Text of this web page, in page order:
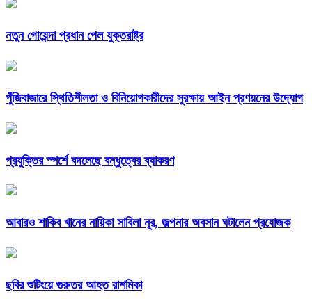
নতুন গোয়েন্দা প্রধান পেল যুক্তরাষ্ট্র
পুঁজিবাজারে স্থিতিশীলতা ও বিনিয়োগকারীদের সুরক্ষায় আইন প্রণয়নের উদ্যোগ
প্রযুক্তির স্পর্শে বদলেছে বন্ধুত্বের ব্যাকরণ
আবারও শাকিব খানের নায়িকা সাবিলা নূর, জল্পনার অবসান ঘটালেন প্রযোজক
ছবির শুটিংয়ে গুরুতর আহত রাশমিকা